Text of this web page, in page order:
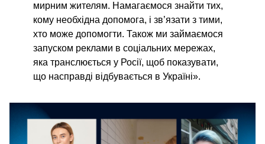
мирним жителям. Намагаємося знайти тих,
кому необхідна допомога, і зв’язати з тими,
хто може допомогти. Також ми займаємося
запуском реклами в соціальних мережах,
яка транслюється у Росії, щоб показувати,
що насправді відбувається в Україні».